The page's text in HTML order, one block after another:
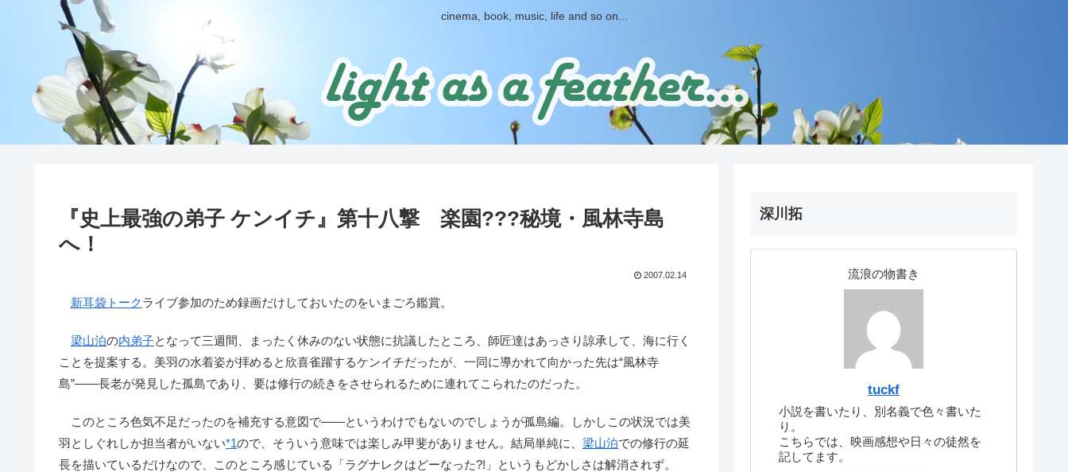
cinema, book, music, life and so on...
『史上最強の弟子 ケンイチ』第十八撃 楽園???秘境・風林寺島
へ！
2007.02.14
新耳袋 トークライブ参加のため録画だけしておいたのをいまごろ鑑賞。
梁山泊の内弟子となって三週間、まったく休みのない状態に抗議したところ、師匠達はあっさり諒承して、海に行く
ことを提案する。美羽の水着姿が拝めると欣喜雀躍するケンイチだったが、一同に導かれて向かった先は“風林寺
島”――長老が発見した孤島であり、要は修行の続きをさせられるために連れてこられたのだった。
このところ色気不足だったのを補充する意図で――というわけでもないのでしょうが孤島編。しかしこの状況では美
羽としぐれしか担当者がいない*1ので、そういう意味では楽しみ甲斐がありません。結局単純に、 梁山泊での修行の延
長を描いているだけなので、このところ感じている「ラグナレクはどーなった?!」というもどかしさは解消されず。
深川拓
流浪の物書き
tuckf
小説を書いたり、別名義で色々書いた
り。
こちらでは、映画感想や日々の徒然を
記してます。